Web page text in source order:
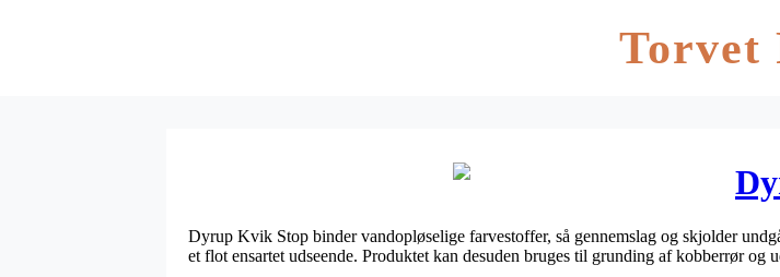
Torvet
Dyrup Kvik Stop binder vandopløselige farvestoffer, så gennemslag og skjolder
et flot ensartet udseende. Produktet kan desuden bruges til grunding af kobberrør og